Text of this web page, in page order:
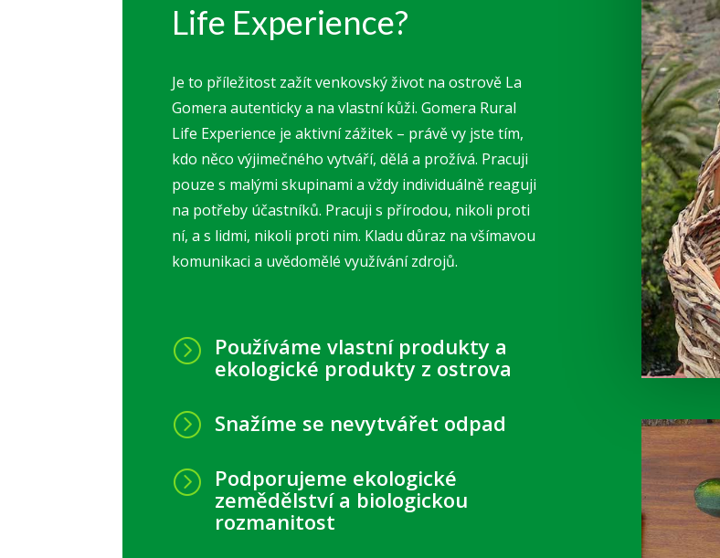
Life Experience?
Je to příležitost zažít venkovský život na ostrově La
Gomera autenticky a na vlastní kůži. Gomera Rural
Life Experience je aktivní zážitek – právě vy jste tím,
kdo něco výjimečného vytváří, dělá a prožívá. Pracuji
pouze s malými skupinami a vždy individuálně reaguji
na potřeby účastníků. Pracuji s přírodou, nikoli proti
ní, a s lidmi, nikoli proti nim. Kladu důraz na všímavou
komunikaci a uvědomělé využívání zdrojů.
= Používáme vlastní produkty a
ekologické produkty z ostrova
= Snažíme se nevytvářet odpad
= Podporujeme ekologické
zemědělství a biologickou
rozmanitost